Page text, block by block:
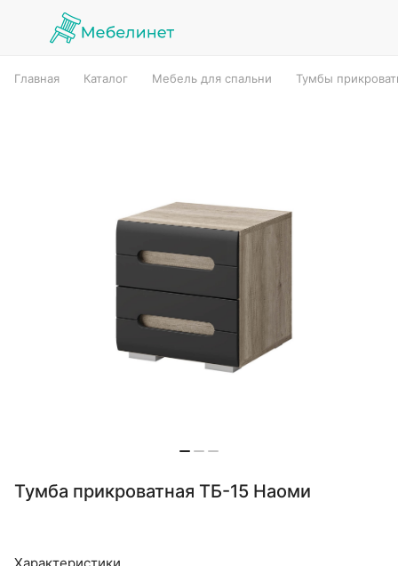
Главная Каталог Мебель для спальни Тумбы
Тумба прикроватная ТБ-15 Наоми